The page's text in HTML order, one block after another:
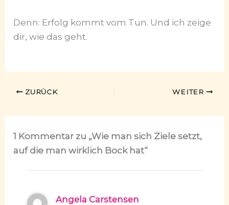
Denn: Erfolg kommt vom Tun. Und ich zeige
dir, wie das geht.
ZURÜCK WEITER
1 Kommentar zu „Wie man sich Ziele setzt,
auf die man wirklich Bock hat“
Angela Carstensen